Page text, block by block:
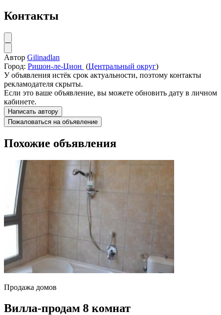
Контакты
Автор Gilinadlan
Город: Ришон-ле-Цион (Центральный округ)
У объявления истёк срок актуальности, поэтому контакты
рекламодателя скрыты.
Если это ваше объявление, вы можете обновить дату в личном
кабинете.
Написать автору
Пожаловаться на объявление
Похожие объявления
Продажа домов
Вилла-продам 8 комнат